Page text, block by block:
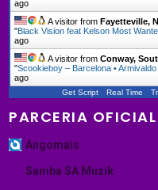
ago
A visitor fromFayetteville,
"Black Vision feat Kelson Most
ago
A visitor fromConway,
"Scookieboy – Barcelona •
ago
Get Script Real Time
PARCERIA OFICIAL
Angomais
Samba SA Muzik